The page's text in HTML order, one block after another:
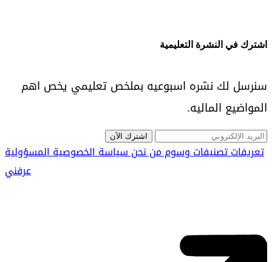
اشترك في النشرة التعليمية
سنرسل لك نشره اسبوعيه بملخص تعليمي يخص اهم
المواضيع الماليه.
اشترك الآن
تعريفاتتصنيفاتوسوممن نحنسياسة الخصوصيةالمسؤولية
عرفني